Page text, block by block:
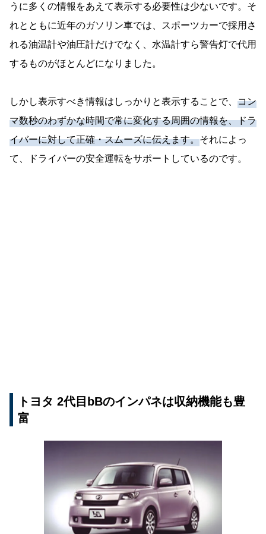
うに多くの情報をあえて表示する必要性は少ないです。そ
れとともに近年のガソリン車では、スポーツカーで採用さ
れる油温計や油圧計だけでなく、水温計すら警告灯で代用
するものがほとんどになりました。
しかし表示すべき情報はしっかりと表示することで、 コン
マ数秒のわずかな時間で常に変化する周囲の情報を、ドラ
イバーに対して正確・スムーズに伝えます。それによっ
て、ドライバーの安全運転をサポートしているのです。
トヨタ 2代目bBのインパネは収納機能も豊
富